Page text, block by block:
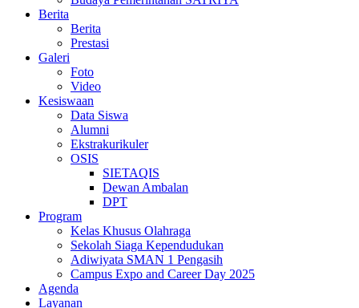
Berita
Berita
Prestasi
Galeri
Foto
Video
Kesiswaan
Data Siswa
Alumni
Ekstrakurikuler
OSIS
SIETAQIS
Dewan Ambalan
DPT
Program
Kelas Khusus Olahraga
Sekolah Siaga Kependudukan
Adiwiyata SMAN 1 Pengasih
Campus Expo and Career Day 2025
Agenda
Layanan